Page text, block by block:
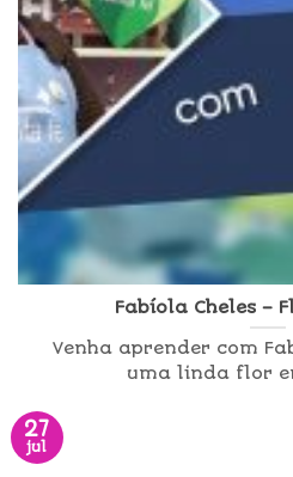
Fabíola Cheles –
Venha aprender com
uma linda flor
27
jul